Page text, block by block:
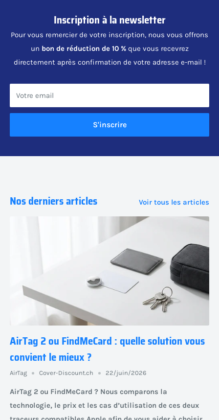
Inscription à la newsletter
Pour vous remercier de votre inscription, nous vous offrons
un bon de réduction de 10 %que vous recevrez
directement après confirmation de votre adresse e-mail !
Votre email
S'inscrire
Nos derniers articles Voir tous les articles
AirTag 2 ou FindMeCard : quelle solution vous
convient le mieux ?
AirTag Cover-Discount.ch 22/juin/2026
AirTag 2 ou FindMeCard ? Nous comparons la
technologie, le prix et les cas d’utilisation de ces deux